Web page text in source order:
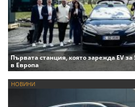
Първата станция, която зарежда EV
в Европа
НОВИНИ